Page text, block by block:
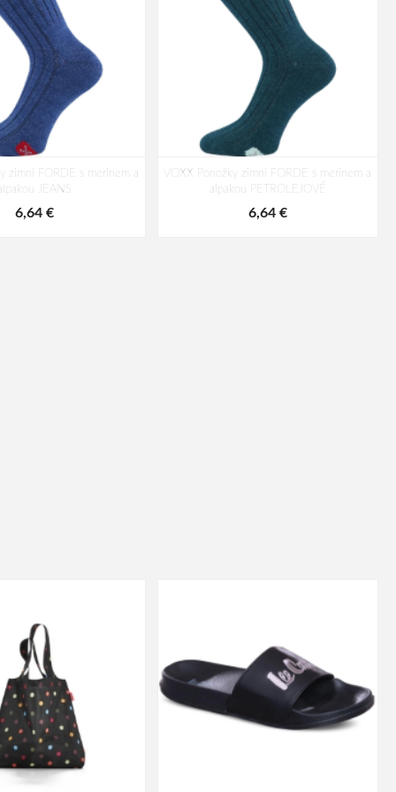
zimní FORDE s merinem a
alpakou JEANS
6,64 €
VOXX Ponožky zimní FORDE s merinem a
alpakou PETROLEJOVÉ
6,64 €